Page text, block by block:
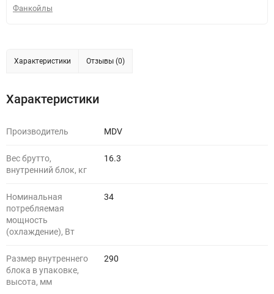
Фанкойлы
Характеристики Отзывы (0)
Характеристики
Производитель MDV
Вес брутто,
внутренний блок, кг
16.3
Номинальная
потребляемая
мощность
(охлаждение), Вт
34
Размер внутреннего
блока в упаковке,
высота, мм
290